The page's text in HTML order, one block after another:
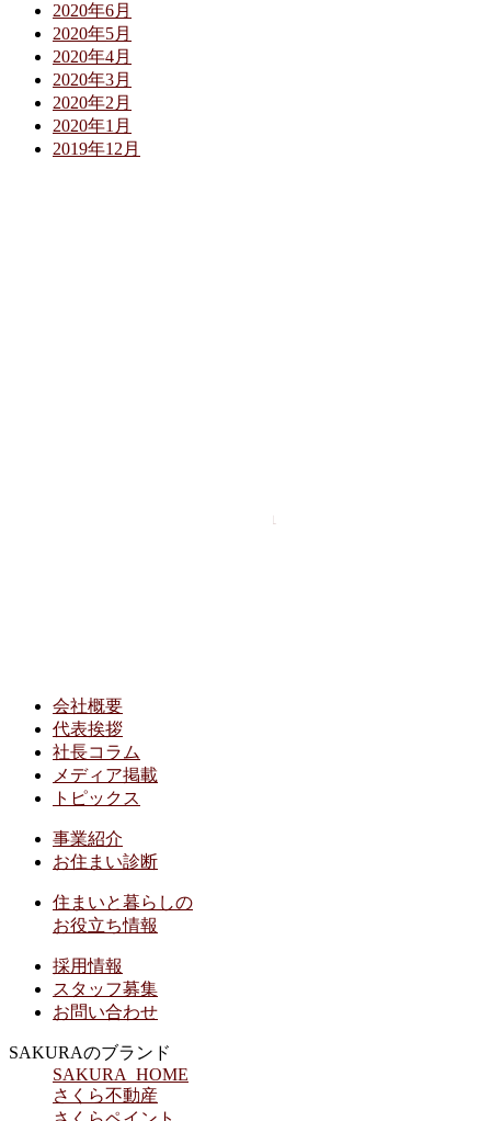
2020年6月
2020年5月
2020年4月
2020年3月
2020年2月
2020年1月
2019年12月
会社概要
代表挨拶
社長コラム
メディア掲載
トピックス
事業紹介
お住まい診断
住まいと暮らしの
お役立ち情報
採用情報
スタッフ募集
お問い合わせ
SAKURAのブランド
SAKURA HOME
さくら不動産